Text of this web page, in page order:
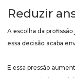
Reduzir
A escolha da
essa decisão acaba
E essa pressão